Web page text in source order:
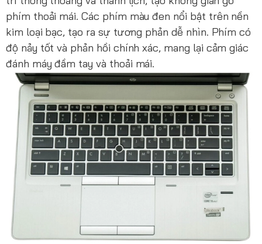
phím thoải mái. Các phím màu đen nổi bật trên nền
kim loại bạc, tạo ra sự tương phản dễ nhìn. Phím có
độ nảy tốt và phản hồi chính xác, mang lại cảm giác
đánh máy đầm tay và thoải mái.